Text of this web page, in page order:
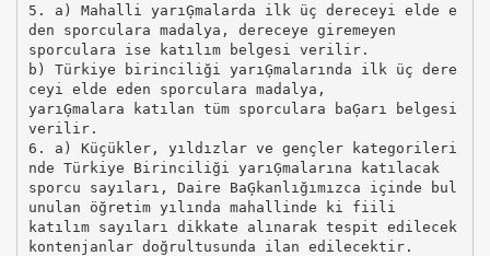
5. a) Mahalli yarıĢmalarda ilk üç dereceyi elde e
den sporculara madalya, dereceye giremeyen
sporculara ise katılım belgesi verilir.
b) Türkiye birinciliği yarıĢmalarında ilk üç dere
ceyi elde eden sporculara madalya,
yarıĢmalara katılan tüm sporculara baĢarı belgesi
verilir.
6. a) Küçükler, yıldızlar ve gençler kategorileri
nde Türkiye Birinciliği yarıĢmalarına katılacak
sporcu sayıları, Daire BaĢkanlığımızca içinde bul
unulan öğretim yılında mahallinde ki fiili
katılım sayıları dikkate alınarak tespit edilecek
kontenjanlar doğrultusunda ilan edilecektir.